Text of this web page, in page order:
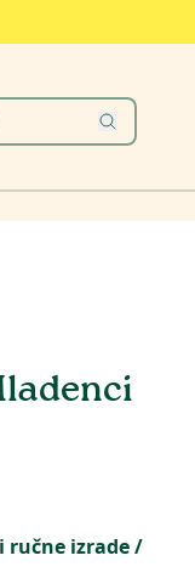
ručne izrade /